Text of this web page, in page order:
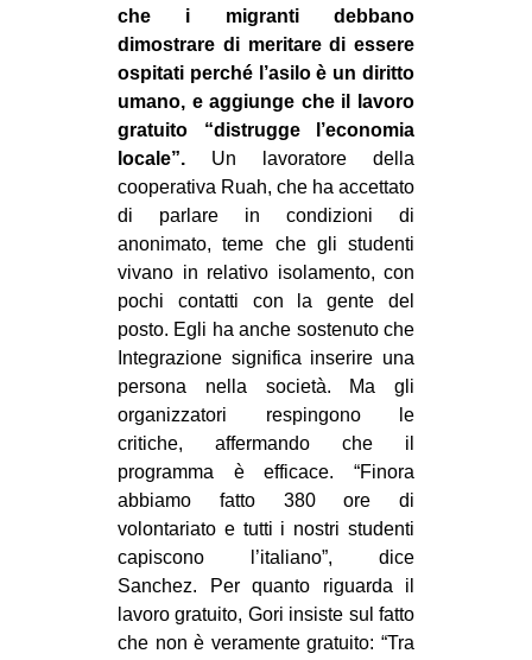
che i migranti debbano
dimostrare di meritare di essere
ospitati perché l’asilo è un diritto
umano, e aggiunge che il lavoro
gratuito “distrugge l’economia
locale”. Un lavoratore della
cooperativa Ruah, che ha accettato
di parlare in condizioni di
anonimato, teme che gli studenti
vivano in relativo isolamento, con
pochi contatti con la gente del
posto. Egli ha anche sostenuto che
Integrazione significa inserire una
persona nella società. Ma gli
organizzatori respingono le
critiche, affermando che il
programma è efficace. “Finora
abbiamo fatto 380 ore di
volontariato e tutti i nostri studenti
capiscono l’italiano”, dice
Sanchez. Per quanto riguarda il
lavoro gratuito, Gori insiste sul fatto
che non è veramente gratuito: “Tra